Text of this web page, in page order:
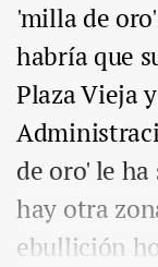
'milla de
habría que
Plaza Vieja
de oro' le
hay otra
ebullición